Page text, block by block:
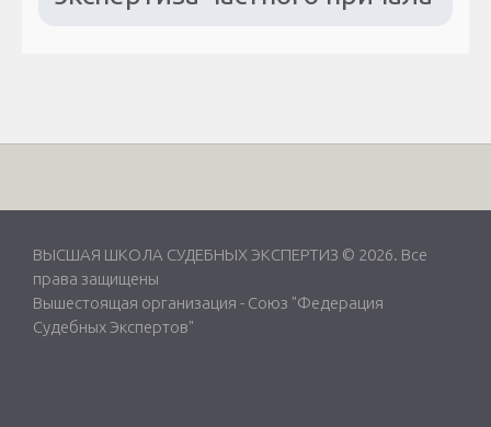
ВЫСШАЯ ШКОЛА СУДЕБНЫХ ЭКСПЕРТИЗ © 2026. Все
права защищены
Вышестоящая организация - Союз "Федерация
Судебных Экспертов"